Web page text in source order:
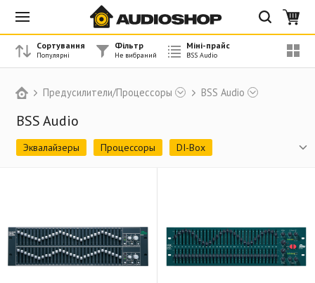
Предусилители/Процессоры BSS Audio
BSS Audio
Эквалайзеры Процессоры DI-Box
Сортування Фільтр Міні-прайс